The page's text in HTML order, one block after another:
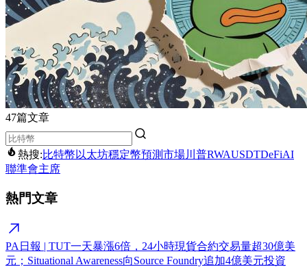
47篇文章
熱搜:比特幣 以太坊穩定幣預測市場川普RWAUSDTDeFiAI
聯準會主席
熱門文章
PA日報 | TUT一天暴漲6倍，24小時現貨合約交易量超30億美
元；Situational Awareness向Source Foundry追加4億美元投資